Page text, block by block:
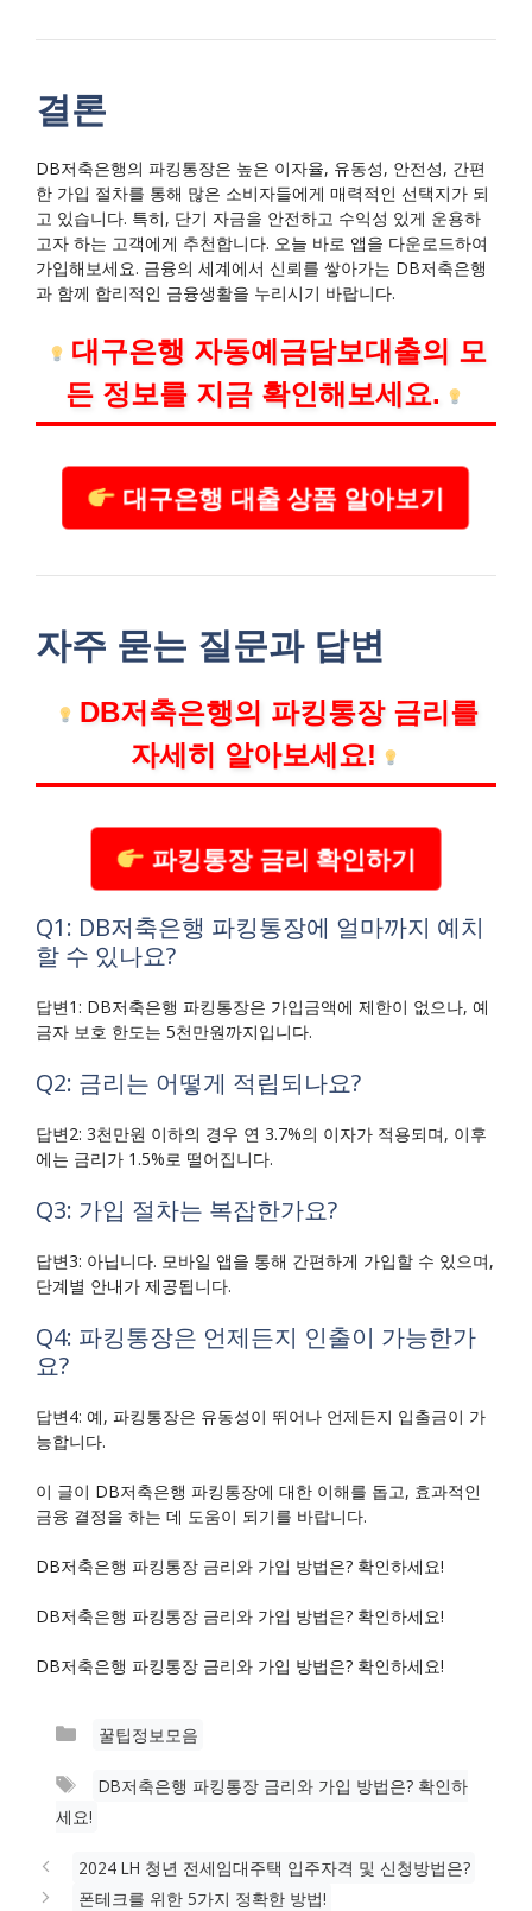
결론
DB저축은행의 파킹통장은 높은 이자율, 유동성, 안전성, 간편
한 가입 절차를 통해 많은 소비자들에게 매력적인 선택지가 되
고 있습니다. 특히, 단기 자금을 안전하고 수익성 있게 운용하
고자 하는 고객에게 추천합니다. 오늘 바로 앱을 다운로드하여
가입해보세요. 금융의 세계에서 신뢰를 쌓아가는 DB저축은행
과 함께 합리적인 금융생활을 누리시기 바랍니다.
대구은행 자동예금담보대출의 모
든 정보를 지금 확인해보세요.
대구은행 대출 상품 알아보기
자주 묻는 질문과 답변
DB저축은행의 파킹통장 금리를
자세히 알아보세요!
파킹통장 금리 확인하기
Q1: DB저축은행 파킹통장에 얼마까지 예치
할 수 있나요?
답변1: DB저축은행 파킹통장은 가입금액에 제한이 없으나, 예
금자 보호 한도는 5천만원까지입니다.
Q2: 금리는 어떻게 적립되나요?
답변2: 3천만원 이하의 경우 연 3.7%의 이자가 적용되며, 이후
에는 금리가 1.5%로 떨어집니다.
Q3: 가입 절차는 복잡한가요?
답변3: 아닙니다. 모바일 앱을 통해 간편하게 가입할 수 있으며,
단계별 안내가 제공됩니다.
Q4: 파킹통장은 언제든지 인출이 가능한가
요?
답변4: 예, 파킹통장은 유동성이 뛰어나 언제든지 입출금이 가
능합니다.
이 글이 DB저축은행 파킹통장에 대한 이해를 돕고, 효과적인
금융 결정을 하는 데 도움이 되기를 바랍니다.
DB저축은행 파킹통장 금리와 가입 방법은? 확인하세요!
DB저축은행 파킹통장 금리와 가입 방법은? 확인하세요!
DB저축은행 파킹통장 금리와 가입 방법은? 확인하세요!
카
고
리
꿀팁정보모음
태
그
DB저축은행 파킹통장 금리와 가입 방법은? 확인하
세요!
2024 LH 청년 전세임대주택 입주자격 및 신청방법은?
폰테크를 위한 5가지 정확한 방법!